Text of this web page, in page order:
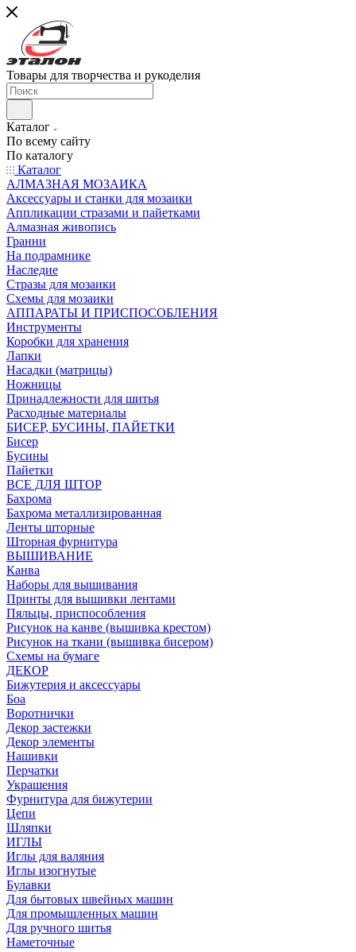
Товары для творчества и рукоделия
Каталог
По всему сайту
По каталогу
Каталог
АЛМАЗНАЯ МОЗАИКА
Аксессуары и станки для мозаики
Аппликации стразами и пайетками
Алмазная живопись
Гранни
На подрамнике
Наследие
Стразы для мозаики
Схемы для мозаики
АППАРАТЫ И ПРИСПОСОБЛЕНИЯ
Инструменты
Коробки для хранения
Лапки
Насадки (матрицы)
Ножницы
Принадлежности для шитья
Расходные материалы
БИСЕР, БУСИНЫ, ПАЙЕТКИ
Бисер
Бусины
Пайетки
ВСЕ ДЛЯ ШТОР
Бахрома
Бахрома металлизированная
Ленты шторные
Шторная фурнитура
ВЫШИВАНИЕ
Канва
Наборы для вышивания
Принты для вышивки лентами
Пяльцы, приспособления
Рисунок на канве (вышивка крестом)
Рисунок на ткани (вышивка бисером)
Схемы на бумаге
ДЕКОР
Бижутерия и аксессуары
Боа
Воротнички
Декор застежки
Декор элементы
Нашивки
Перчатки
Украшения
Фурнитура для бижутерии
Цепи
Шляпки
ИГЛЫ
Иглы для валяния
Иглы изогнутые
Булавки
Для бытовых швейных машин
Для промышленных машин
Для ручного шитья
Наметочные